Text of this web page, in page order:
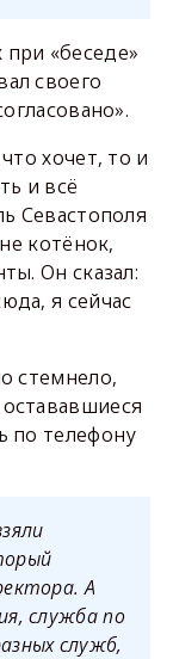
«беседе»
своего
хочет, то и
и всё
Севастополя
котёнок,
Он сказал:
я сейчас
стемнело,
по телефону
А
служба по
служб,